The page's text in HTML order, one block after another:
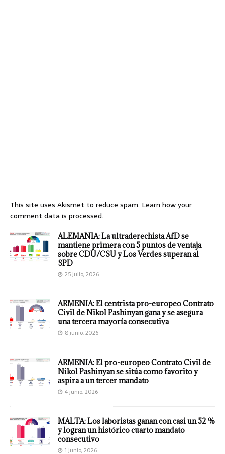
This site uses Akismet to reduce spam. Learn how your
comment data is processed.
ALEMANIA: La ultraderechista AfD se
mantiene primera con 5 puntos de ventaja
sobre CDU/CSU y Los Verdes superan al
SPD
25 julio, 2026
ARMENIA: El centrista pro-europeo Contrato
Civil de Nikol Pashinyan gana y se asegura
una tercera mayoría consecutiva
8 junio, 2026
ARMENIA: El pro-europeo Contrato Civil de
Nikol Pashinyan se sitúa como favorito y
aspira a un tercer mandato
4 junio, 2026
MALTA: Los laboristas ganan con casi un 52 %
y logran un histórico cuarto mandato
consecutivo
1 junio, 2026